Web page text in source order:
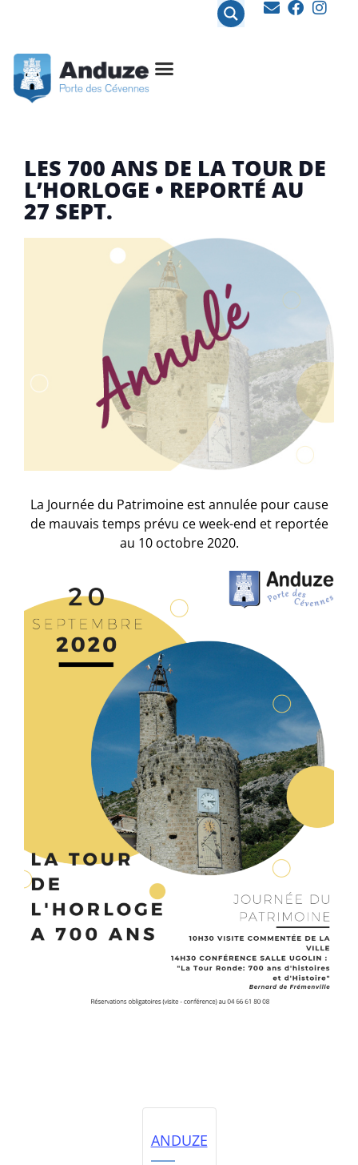
LES 700 ANS DE LA TOUR DE
L’HORLOGE • REPORTÉ AU
27 SEPT.
La Journée du Patrimoine est annulée pour cause
de mauvais temps prévu ce week-end et reportée
au 10 octobre 2020.
ANDUZE